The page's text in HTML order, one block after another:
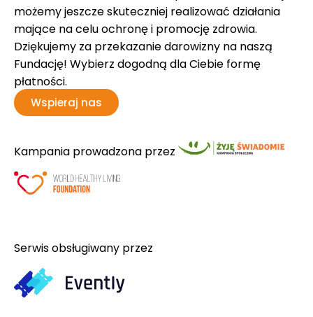
możemy jeszcze skuteczniej realizować działania
mające na celu ochronę i promocję zdrowia.
Dziękujemy za przekazanie darowizny na naszą
Fundację! Wybierz dogodną dla Ciebie formę
płatności.
Wspieraj nas
Kampania prowadzona przez
Serwis obsługiwany przez